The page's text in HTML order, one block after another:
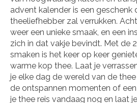
advent kalender is een geschenk
theeliefhebber zal verrukken.
weer een unieke smaak, en een
zich in dat vakje bevindt. Met de
smaken is het keer op keer
warme kop thee. Laat je
je elke dag de wereld van de
de ontspannen momenten of
je thee reis vandaag nog en laat